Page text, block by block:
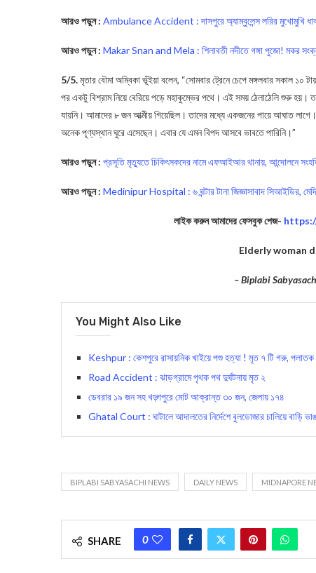
আরও পড়ুন : Ambulance Accident : দাসপুরে অ্যাম্বুলেন্স লরির মুখোমুখি
আরও পড়ুন : Makar Snan and Mela : শিলাবতী নদীতে গঙ্গা পুজো! মকর
5/5.মৃতার বৌমা অম্বিকা ভূঁইয়া বলেন, “সোমবার ট্রেনে চেপে মঙ্গলবার সকাল ১০
পর একটু বিশ্রাম নিয়ে বেরিয়ে পড়ে মহাকুম্ভের পথে। এই সময় ঠেলাঠেলি শুরু হয়।
যায়নি। আমাদের ৮ জন আত্মীয় গিয়েছিল। তাদের মধ্যে একজনের পায়ে আঘাত
অনেক পূণ্যস্থান ঘুরে এসেছেন। এবার যে এমন বিপদ আসবে ভাবতে পারিনি।”
আরও পড়ুন : প্রসূতি মৃত্যুতে চিকিৎসকদের নামে এফআইআর থানায়, আন্দোলনে
আরও পড়ুন : Medinipur Hospital : ৬ ঘন্টার টানা জিজ্ঞাসাবাদ সিআইডির,
লাইক করুন আমাদের ফেসবুক পেজ-
Elderly woman
– Biplabi
You Might Also Like
Keshpur : কেশপুরে রাসায়নিক খাইয়ে পশু হত্যা ! মৃত ৭ টি গরু,
Road Accident : ঝাড়গ্রামে পৃথক পথ দুর্ঘটনায় মৃত ২
ডেবরার ১৯ জন সহ খড়্গপুরে মোট আক্রান্ত ৩০ জন, জেলায় ১৭৪
Ghatal Court : ঘাটালে আদালতের নির্দেশে বুলডোজার চালিয়ে বাড়ি
BIPLABI SABYASACHI NEWS DAILY NEWS MIDNAPORE
SHARE 0